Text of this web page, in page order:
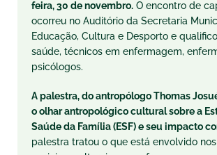
feira, 30 de novembro. O encontro de
ocorreu no Auditório da Secretaria
Educação, Cultura e Desporto e
saúde, técnicos em enfermagem,
psicólogos.
A palestra, do antropólogo Thomas
o olhar antropológico cultural sobre a
Saúde da Família (ESF) e seu impacto
palestra tratou o que está envolvido